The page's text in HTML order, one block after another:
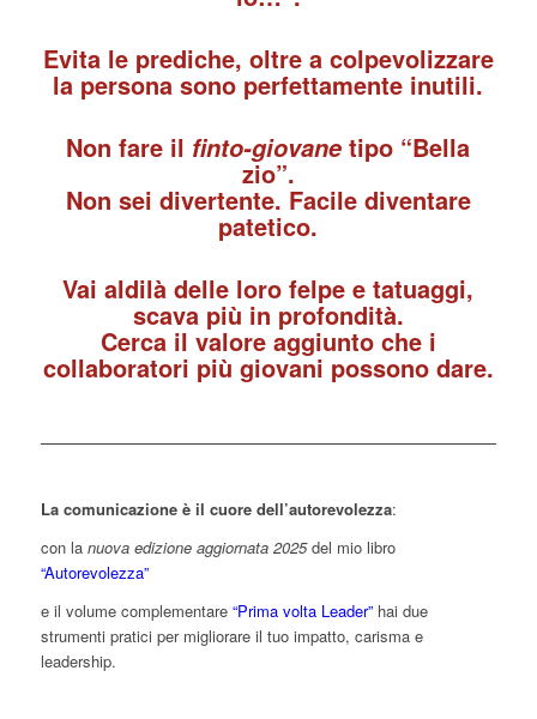
Evita le prediche, oltre a colpevolizzare
la persona sono perfettamente inutili.
Non fare il finto-giovane tipo “Bella
zio”.
Non sei divertente. Facile diventare
patetico.
Vai aldilà delle loro felpe e tatuaggi,
scava più in profondità.
Cerca il valore aggiunto che i
collaboratori più giovani possono dare.
La comunicazione è il cuore dell’autorevolezza:
con la nuova edizione aggiornata 2025del mio libro
“Autorevolezza”
e il volume complementare “Prima volta Leader” hai due
strumenti pratici per migliorare il tuo impatto, carisma e
leadership.